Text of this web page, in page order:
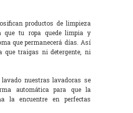
productos de limpieza
que tu ropa quede limpia y
que permanecerá días. Así
que traigas ni detergente, ni
lavado nuestras lavadoras se
automática para que la
la encuentre en perfectas